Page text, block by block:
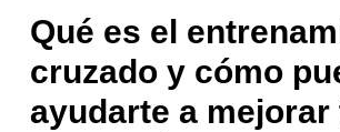
Qué es el
cruzado y cómo
ayudarte a mejorar